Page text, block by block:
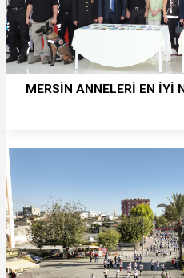
MERSİN ANNELERİ EN İYİ